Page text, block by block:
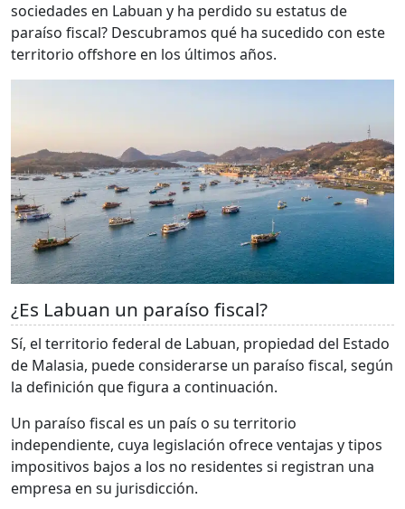
sociedades en Labuan y ha perdido su estatus de
paraíso fiscal? Descubramos qué ha sucedido con este
territorio offshore en los últimos años.
¿Es Labuan un paraíso fiscal?
Sí, el territorio federal de Labuan, propiedad del Estado
de Malasia, puede considerarse un paraíso fiscal, según
la definición que figura a continuación.
Un paraíso fiscal es un país o su territorio
independiente, cuya legislación ofrece ventajas y tipos
impositivos bajos a los no residentes si registran una
empresa en su jurisdicción.